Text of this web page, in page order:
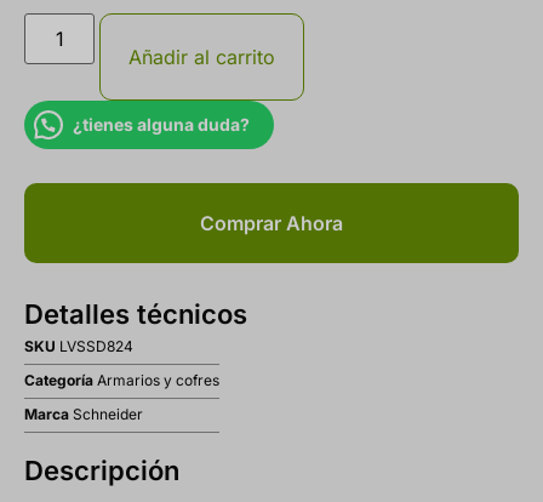
Añadir al carrito
¿tienes alguna duda?
Comprar Ahora
Detalles técnicos
SKU LVSSD824
Categoría Armarios y cofres
Marca Schneider
Descripción